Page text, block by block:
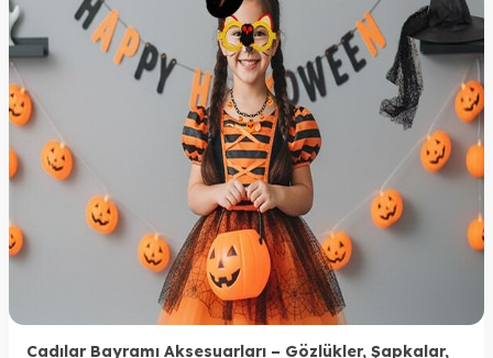
Cadılar Bayramı Aksesuarları – Gözlükler, Şapkalar,